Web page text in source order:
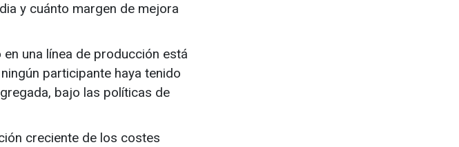
y cuánto margen de mejora
una línea de producción está
participante haya tenido
bajo las políticas de
creciente de los costes